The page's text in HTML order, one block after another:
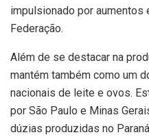
impulsionado por aumentos
Federação.
Além de se destacar na
mantém também como um
nacionais de leite e ovos.
por São Paulo e Minas
dúzias produzidas no